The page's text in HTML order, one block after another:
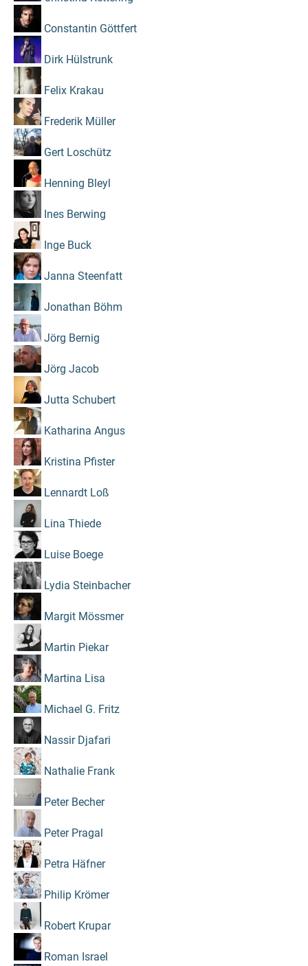
Constantin Göttfert
Dirk Hülstrunk
Felix Krakau
Frederik Müller
Gert Loschütz
Henning Bleyl
Ines Berwing
Inge Buck
Janna Steenfatt
Jonathan Böhm
Jörg Bernig
Jörg Jacob
Jutta Schubert
Katharina Angus
Kristina Pfister
Lennardt Loß
Lina Thiede
Luise Boege
Lydia Steinbacher
Margit Mössmer
Martin Piekar
Martina Lisa
Michael G. Fritz
Nassir Djafari
Nathalie Frank
Peter Becher
Peter Pragal
Petra Häfner
Philip Krömer
Robert Krupar
Roman Israel